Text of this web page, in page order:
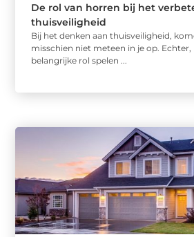
De rol van horren bij het
thuisveiligheid
Bij het denken aan thuisveiligheid,
misschien niet meteen in je op.
belangrijke rol spelen ...